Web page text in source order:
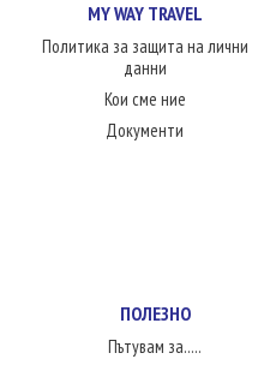
MY WAY TRAVEL
Политика за защита на лични
данни
Кои сме ние
Документи
ПОЛЕЗНО
Пътувам за.....